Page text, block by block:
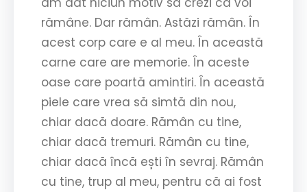
rămâne. Dar rămân. Astăzi rămân. În
acest corp care e al meu. În această
carne care are memorie. În aceste
oase care poartă amintiri. În această
piele care vrea să simtă din nou,
chiar dacă doare. Rămân cu tine,
chiar dacă tremuri. Rămân cu tine,
chiar dacă încă ești în sevraj. Rămân
cu tine, trup al meu, pentru că ai fost